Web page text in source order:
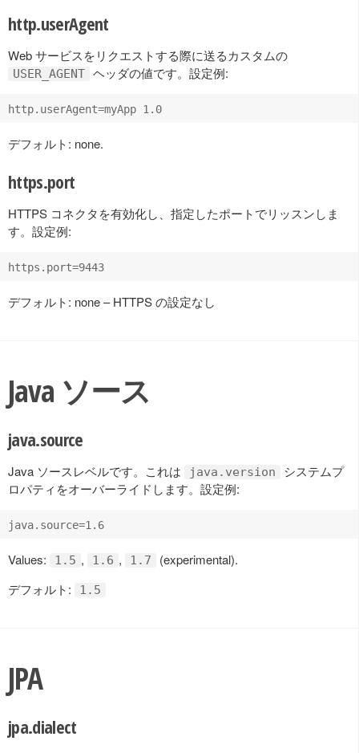
http.userAgent
Web サービスをリクエストする際に送るカスタムの
USER_AGENT ヘッダの値です。設定例:
デフォルト: none.
https.port
HTTPS コネクタを有効化し、指定したポートでリッスンしま
す。設定例:
デフォルト: none – HTTPS の設定なし
Java ソース
java.source
Java ソースレベルです。これは java.version
システムプ
ロパティをオーバーライドします。設定例:
Values: 1.5 , 1.6 , 1.7
(experimental).
デフォルト:
1.5
JPA
jpa.dialect